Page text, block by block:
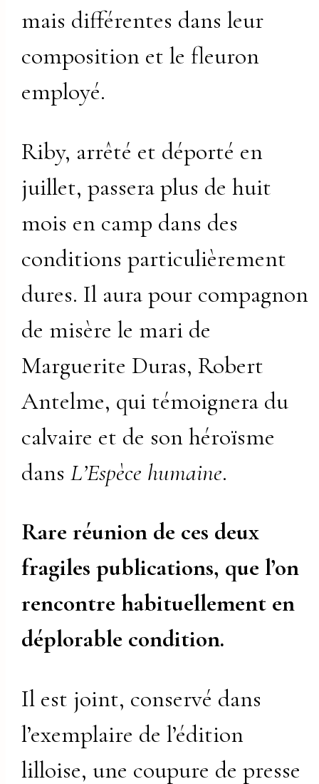
mais différentes dans leur
composition et le fleuron
employé.
Riby, arrêté et déporté en
juillet, passera plus de huit
mois en camp dans des
conditions particulièrement
dures. Il aura pour compagnon
de misère le mari de
Marguerite Duras, Robert
Antelme, qui témoignera du
calvaire et de son héroïsme
dansL’Espèce humaine.
Rare réunion de ces deux
fragiles publications, que l’on
rencontre habituellement en
déplorable condition.
Il est joint, conservé dans
l’exemplaire de l’édition
lilloise, une coupure de presse